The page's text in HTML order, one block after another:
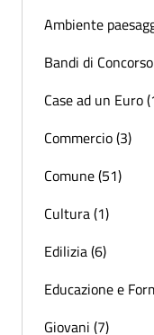
Ambiente
Bandi di
Case ad un Euro
Commercio (3)
Comune (51)
Cultura (1)
Edilizia (6)
Educazione e
Giovani (7)